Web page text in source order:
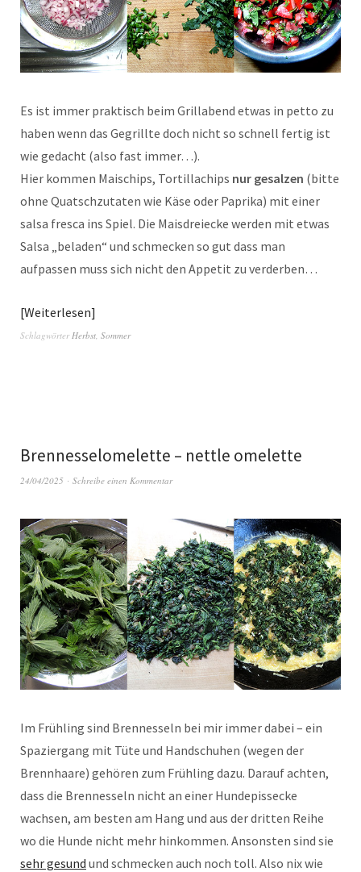
Es ist immer praktisch beim Grillabend etwas in petto zu
haben wenn das Gegrillte doch nicht so schnell fertig ist
wie gedacht (also fast immer…).
Hier kommen Maischips, Tortillachips nur gesalzen (bitte
ohne Quatschzutaten wie Käse oder Paprika) mit einer
salsa fresca ins Spiel. Die Maisdreiecke werden mit etwas
Salsa „beladen“ und schmecken so gut dass man
aufpassen muss sich nicht den Appetit zu verderben…
Weiterlesen
Schlagwörter Herbst Sommer
Brennesselomelette – nettle omelette
24/04/2025 Schreibe einen Kommentar
Im Frühling sind Brennesseln bei mir immer dabei – ein
Spaziergang mit Tüte und Handschuhen (wegen der
Brennhaare) gehören zum Frühling dazu. Darauf achten,
dass die Brennesseln nicht an einer Hundepissecke
wachsen, am besten am Hang und aus der dritten Reihe
wo die Hunde nicht mehr hinkommen. Ansonsten sind sie
sehr gesund und schmecken auch noch toll. Also nix wie